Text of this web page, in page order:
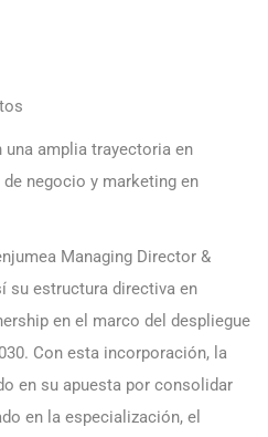
una amplia trayectoria en
negocio y marketing en
Managing Director &
su estructura directiva en
en el marco del despliegue
Con esta incorporación, la
en su apuesta por consolidar
en la especialización, el